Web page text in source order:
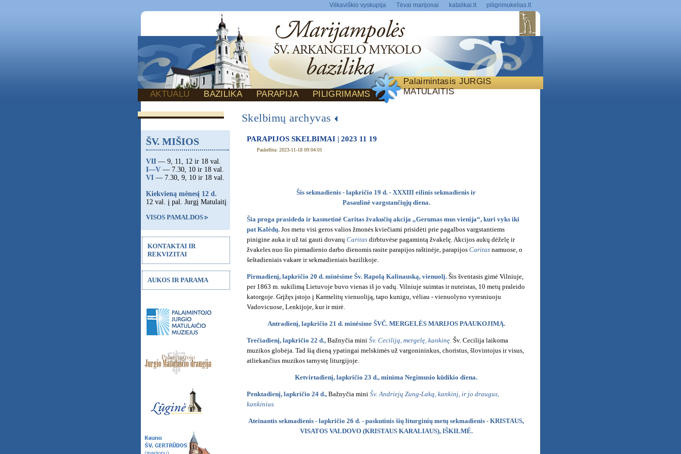
Vilkaviškio vyskupija Tėvai marijonai katalikai.lt piligrimukelias.lt
Palaimintasis JURGIS
MATULAITIS
AKTUALU BAZILIKA PARAPIJA PILIGRIMAMS
Skelbimų archyvas
PARAPIJOS SKELBIMAI | 2023 11 19
Paskelbta: 2023-11-18 09:04:01
Šis sekmadienis - lapkričio 19 d. - XXXIII eilinis sekmadienis ir
Pasaulinė vargstančiųjų diena.
Šia proga prasideda ir kasmetinė Caritas žvakučių akcija „Gerumas mus vienija“, kuri vyks iki
pat Kalėdų. Jos metu visi geros valios žmonės kviečiami prisidėti prie pagalbos vargstantiems
pinigine auka ir už tai gauti dovanų Caritas dirbtuvėse pagamintą žvakelę. Akcijos aukų dėželę ir
žvakeles nuo šio pirmadienio darbo dienomis rasite parapijos raštinėje, parapijos Caritas namuose, o
šeštadieniais vakare ir sekmadieniais bazilikoje.
Pirmadienį, lapkričio 20 d. minėsime Šv. Rapolą Kalinauską, vienuolį. Šis šventasis gimė Vilniuje,
per 1863 m. sukilimą Lietuvoje buvo vienas iš jo vadų. Vilniuje suimtas ir nuteistas, 10 metų praleido
katorgoje. Grįžęs įstojo į Karmelitų vienuoliją, tapo kunigu, vėliau - vienuolyno vyresniuoju
Vadovicuose, Lenkijoje, kur ir mirė.
Antradienį, lapkričio 21 d. minėsime ŠVČ. MERGELĖS MARIJOS PAAUKOJIMĄ.
Trečiadienį, lapkričio 22 d., Bažnyčia mini Šv. Ceciliją, mergelę, kankinę. Šv. Cecilija laikoma
muzikos globėja. Tad šią dieną ypatingai melskimės už vargonininkus, choristus, šlovintojus ir visus,
atliekančius muzikos tarnystę liturgijoje.
Ketvirtadienį, lapkričio 23 d., minima Negimusio kūdikio diena.
Penktadienį, lapkričio 24 d., Bažnyčia mini Šv. Andriejų Zung-Laką, kankinį, ir jo draugus,
kankinius.
Ateinantis sekmadienis - lapkričio 26 d. - paskutinis šių liturginių metų sekmadienis - KRISTAUS,
VISATOS VALDOVO (KRISTAUS KARALIAUS), IŠKILMĖ.
ŠV. MIŠIOS
VII — 9, 11, 12 ir 18 val.
I—V — 7.30, 10 ir 18 val.
VI — 7.30, 9, 10 ir 18 val.
Kiekvieną mėnesį 12 d.
12 val. į pal. Jurgį Matulaitį
VISOS PAMALDOS ▹
KONTAKTAI IR
REKVIZITAI
AUKOS IR PARAMA